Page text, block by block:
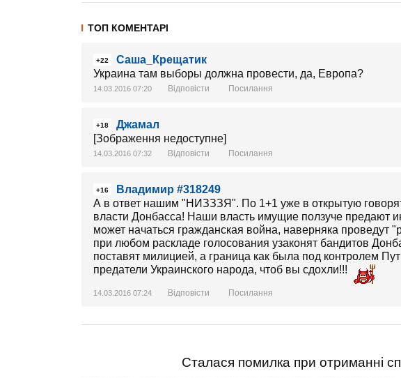
ТОП КОМЕНТАРІ
+22
Саша_Крещатик
Украина там выборы должна провести, да, Европа?
14.03.2016 07:20 Відповісти Посилання
+18
Джамал
[Зображення недоступне]
14.03.2016 07:32 Відповісти Посилання
+16
Владимир #318249
А в ответ нашим "НИЗЗЗЯ". По 1+1 уже в открытую
власти Донбасса! Наши власть имущие ползуче предают
может начаться гражданская война, наверняка проведут
при любом раскладе голосования узаконят бандитов
поставят милицией, а граница как была под контролем
предатели Украинского народа, чтоб вы сдохли!!!
14.03.2016 07:24 Відповісти Посилання
Сталася помилка при отриманні